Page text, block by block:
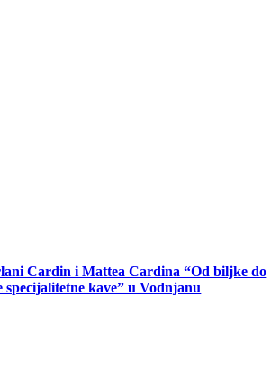
Cardin i Mattea Cardina “Od biljke do
specijalitetne kave” u Vodnjanu